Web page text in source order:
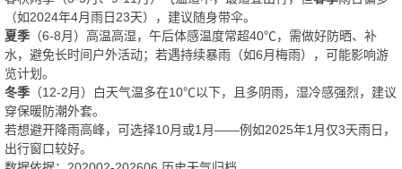
（如2024年4月雨日23天），建议随身带伞。
夏季 （6-8月）高温高湿，午后体感温度常超40℃，需做好防晒、补
水，避免长时间户外活动；若遇持续暴雨（如6月梅雨），可能影响游
览计划。
冬季 （12-2月）白天气温多在10℃以下，且多阴雨，湿冷感强烈，建议
穿保暖防潮外套。
若想避开降雨高峰，可选择10月或1月——例如2025年1月仅3天雨日，
出行窗口较好。